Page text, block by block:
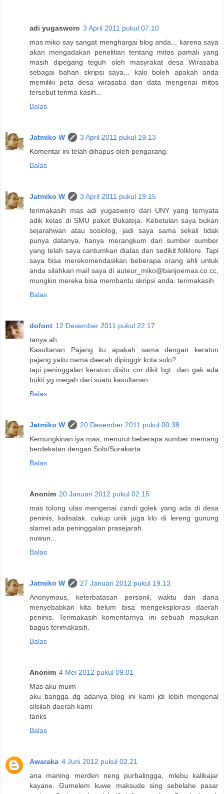
adi yugasworo 3 April 2011 pukul 07.10
mas miko say sangat menghargai blog anda... karena saya
akan mengadakan penelitian tentang mitos pamali yang
masih dipegang teguh oleh masyrakat desa Wirasaba
sebagai bahan skripsi saya... kalo boleh apakah anda
memiliki peta desa wirasaba dan data mengenai mitos
tersebut terima kasih...
Balas
Jatmiko W
3 April 2011 pukul 19.13
Komentar ini telah dihapus oleh pengarang.
Balas
Jatmiko W
3 April 2011 pukul 19.15
terimakasih mas adi yugasworo dari UNY yang ternyata
adik kelas di SMU paket Bukateja. Kebetulan saya bukan
sejarahwan atau sosiolog, jadi saya sama sekali tidak
punya datanya, hanya merangkum dari sumber sumber
yang telah saya cantumkan diatas dan sedikit folklore. Tapi
saya bisa merekomendasikan beberapa orang ahli untuk
anda silahkan mail saya di auteur_miko@banjoemas.co.cc,
mungkin mereka bisa membantu skripsi anda. terimakasih
Balas
dofont 12 Desember 2011 pukul 22.17
tanya ah
Kasultanan Pajang itu apakah sama dengan keraton
pajang yaitu nama daerah dipinggir kota solo?
tapi peninggalan keraton disitu cm dikit bgt...dan gak ada
bukti yg megah dari suatu kasultanan...
Balas
Jatmiko W
20 Desember 2011 pukul 00.38
Kemungkinan iya mas, menurut beberapa sumber memang
berdekatan dengan Solo/Surakarta
Balas
Anonim 20 Januari 2012 pukul 02.15
mas tolong ulas mengenai candi golek yang ada di desa
peninis, kalisalak. cukup unik juga klo di lereng gunung
slamet ada peninggalan prasejarah.
nuwun...
Balas
Jatmiko W
27 Januari 2012 pukul 19.13
Anonymous, keterbatasan personil, waktu dan dana
menyebabkan kita belum bisa mengeksplorasi daerah
peninis. Terimakasih komentarnya ini sebuah masukan
bagus terimakasih.
Balas
Anonim 4 Mei 2012 pukul 09.01
Mas aku muim
aku bangga dg adanya blog ini kami jdi lebih mengenal
silsilah daerah kami
tanks
Balas
Awaraka 4 Juni 2012 pukul 02.21
ana maning merden neng purbalingga, mlebu kalikajar
kayane. Gumelem kuwe maksude sing sebelahe pasar